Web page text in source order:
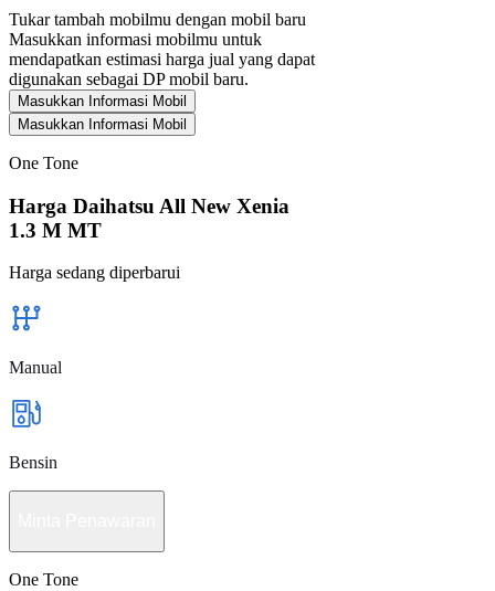
Tukar tambah mobilmu dengan mobil baru
Masukkan informasi mobilmu untuk
mendapatkan estimasi harga jual yang dapat
digunakan sebagai DP mobil baru.
Masukkan Informasi Mobil
Masukkan Informasi Mobil
One Tone
Harga Daihatsu All New Xenia
1.3 M MT
Harga sedang diperbarui
Manual
Bensin
One Tone